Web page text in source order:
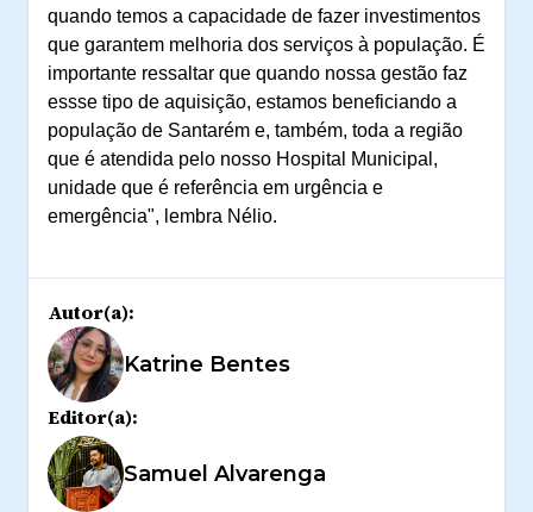
quando temos a capacidade de fazer investimentos
que garantem melhoria dos serviços à população. É
importante ressaltar que quando nossa gestão faz
essse tipo de aquisição, estamos beneficiando a
população de Santarém e, também, toda a região
que é atendida pelo nosso Hospital Municipal,
unidade que é referência em urgência e
emergência", lembra Nélio.
Autor(a):
Katrine Bentes
Editor(a):
Samuel Alvarenga